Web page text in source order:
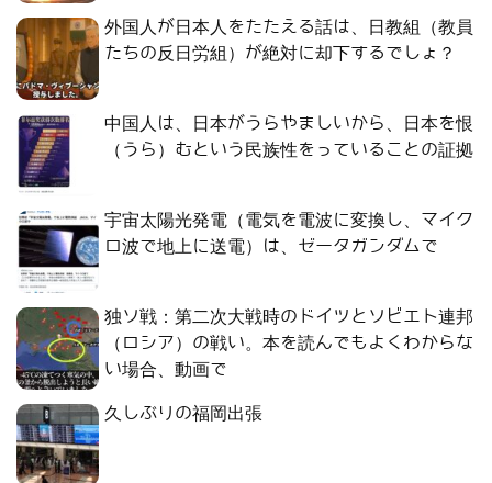
外国人が日本人をたたえる話は、日教組（教員
たちの反日労組）が絶対に却下するでしょ？
中国人は、日本がうらやましいから、日本を恨
（うら）むという民族性をっていることの証拠
宇宙太陽光発電（電気を電波に変換し、マイク
ロ波で地上に送電）は、ゼータガンダムで
独ソ戦：第二次大戦時のドイツとソビエト連邦
（ロシア）の戦い。本を読んでもよくわからな
い場合、動画で
久しぶりの福岡出張